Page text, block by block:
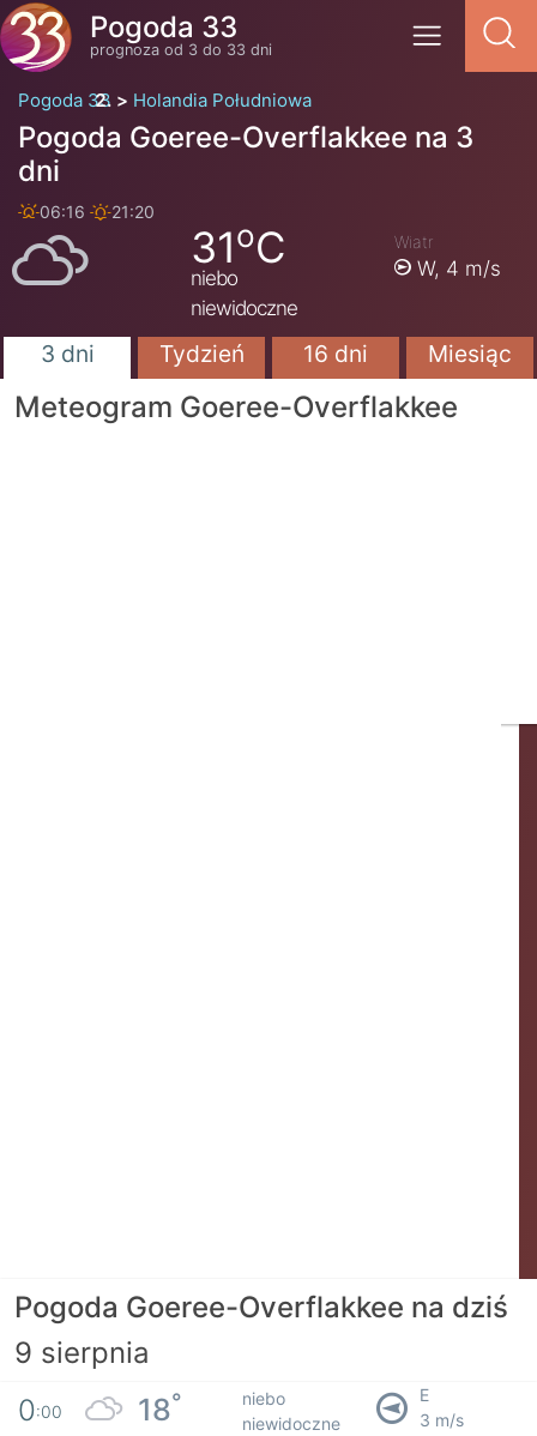
Pogoda 33
prognoza od 3 do 33 dni
Pogoda 33 Holandia Południowa
Pogoda Goeree-Overflakkee na 3
dni
06:16 21:20
31oC
niebo
niewidoczne
Wiatr
W, 4 m/s
3 dni Tydzień 16 dni Miesiąc
Meteogram Goeree-Overflakkee
Pogoda Goeree-Overflakkee na dziś
9 sierpnia
0:00 18°
niebo
niewidoczne
E
3 m/s